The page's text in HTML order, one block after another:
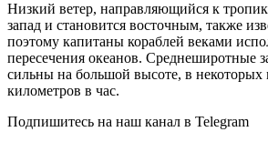
Низкий ветер, направляющийся к
запад и становится восточным, также
поэтому капитаны кораблей веками
пересечения океанов. Среднеширотные
сильны на большой высоте, в некоторых
километров в час.
Подпишитесь на наш канал в Telegram